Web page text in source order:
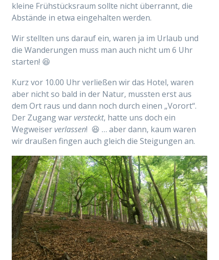
kleine Frühstücksraum sollte nicht überrannt, die
Abstände in etwa eingehalten werden.
Wir stellten uns darauf ein, waren ja im Urlaub und
die Wanderungen muss man auch nicht um 6 Uhr
starten! 😆
Kurz vor 10.00 Uhr verließen wir das Hotel, waren
aber nicht so bald in der Natur, mussten erst aus
dem Ort raus und dann noch durch einen „Vorort“.
Der Zugang warversteckt, hatte uns doch ein
Wegweiserverlassen! 😆 … aber dann, kaum waren
wir draußen fingen auch gleich die Steigungen an.